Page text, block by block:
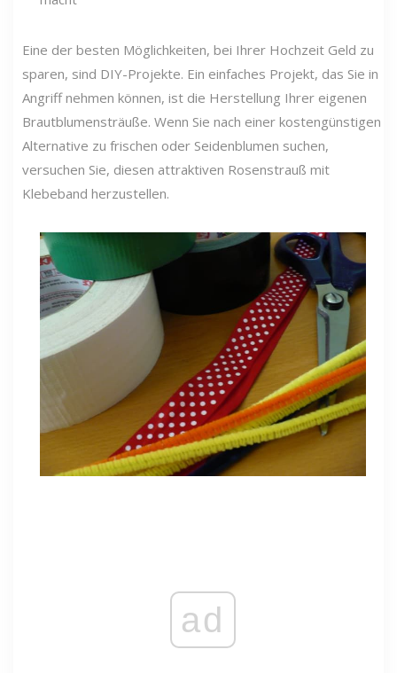
Eine der besten Möglichkeiten, bei Ihrer Hochzeit Geld zu
sparen, sind DIY-Projekte. Ein einfaches Projekt, das Sie in
Angriff nehmen können, ist die Herstellung Ihrer eigenen
Brautblumensträuße. Wenn Sie nach einer kostengünstigen
Alternative zu frischen oder Seidenblumen suchen,
versuchen Sie, diesen attraktiven Rosenstrauß mit
Klebeband herzustellen.
ad